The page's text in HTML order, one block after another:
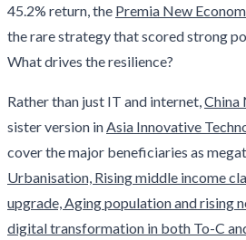
45.2% return, the Premia New
the rare strategy that scored strong
What drives the resilience?
Rather than just IT and internet, China
sister version in Asia Innovative
cover the major beneficiaries as
Urbanisation, Rising middle income
upgrade, Aging population and rising
digital transformation in both To-C